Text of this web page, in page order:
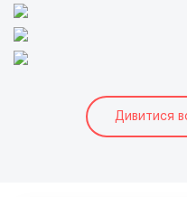
Дивитися